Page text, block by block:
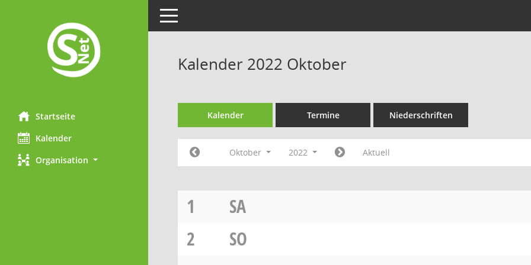
Startseite
Kalender
Organisation
Toggle navigation
Kalender 2022 Oktober
Kalender Termine Niederschriften
Oktober 2022 Aktuell
1
SA
2
SO